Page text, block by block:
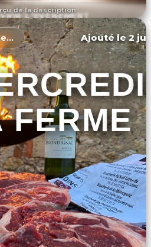
de la description
L'ÉVÉNEMENT
Saint-germain-d'esteuil Ajouté le 2
FERME